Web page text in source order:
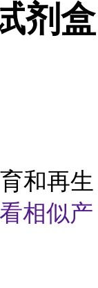
剂盒
和再生
相似产